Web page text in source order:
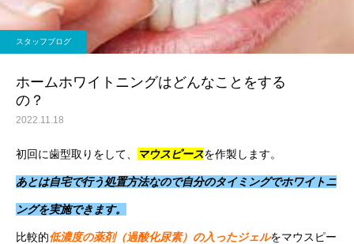
オフィスホワイトニン
オーラルフレイル
お手軽にむし歯、歯周
防を！
スタッフブログ
ホームホワイトニングはどんなことをする
の？
2022.11.18
初回に歯型取りをして、 マウスピースを作製します。
あとは自宅で行う処置方法なので自分のタイミングでホワイトニ
ングを実施できます。
比較的低濃度の薬剤（過酸化尿素）の入ったジェルをマウスピー